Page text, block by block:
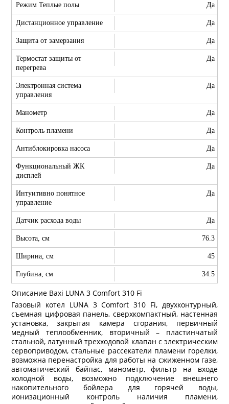
Режим Теплые полы Да
Дистанционное управление Да
Защита от замерзания Да
Термостат защиты от
перегрева
Да
Электронная система
управления
Да
Манометр Да
Контроль пламени Да
Антиблокировка насоса Да
Функциональный ЖК
дисплей
Да
Интуитивно понятное
управление
Да
Датчик расхода воды Да
Высота, см 76.3
Ширина, см 45
Глубина, см 34.5
Описание Baxi LUNA 3 Comfort 310 Fi
Газовый котел LUNA 3 Comfort 310 Fi, двухконтурный,
съемная цифровая панель, сверхкомпактный, настенная
установка, закрытая камера сгорания, первичный
медный теплообменник, вторичный – пластинчатый
стальной, латунный трехходовой клапан с электрическим
сервоприводом, стальные рассекатели пламени горелки,
возможна перенастройка для работы на сжиженном газе,
автоматический байпас, манометр, фильтр на входе
холодной воды, возможно подключение внешнего
накопительного бойлера для горячей воды,
ионизационный контроль наличия пламени,